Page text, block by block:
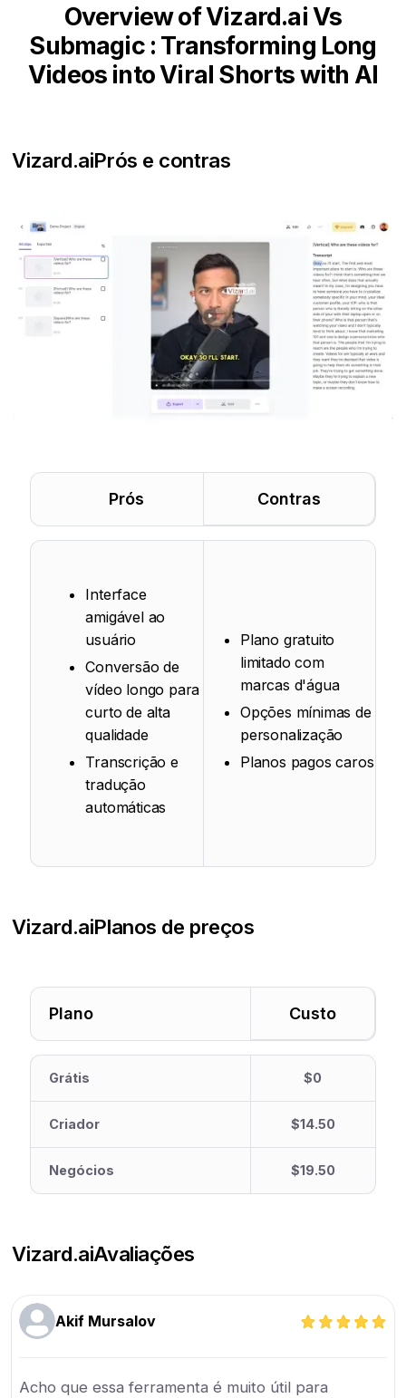
Overview of Vizard.ai Vs
Submagic : Transforming Long
Videos into Viral Shorts with AI
Vizard.aiPrós e contras
Prós Contras
Interface
amigável ao
usuário
Conversão de
vídeo longo para
curto de alta
qualidade
Transcrição e
tradução
automáticas
Plano gratuito
limitado com
marcas d'água
Opções mínimas de
personalização
Planos pagos caros
Vizard.aiPlanos de preços
Plano Custo
Grátis $0
Criador $14.50
Negócios $19.50
Vizard.aiAvaliações
Akif Mursalov
Acho que essa ferramenta é muito útil para